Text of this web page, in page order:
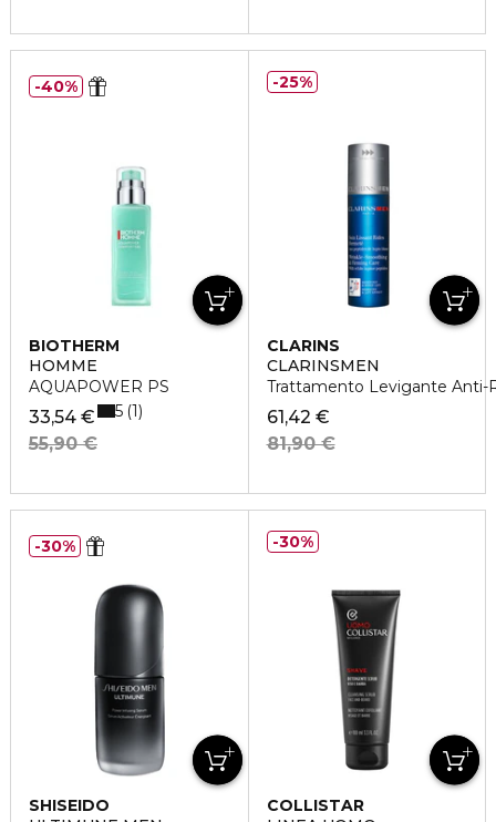
BIOTHERM
HOMME
AQUAPOWER PS
33,54 €
55,90 €
5 1
40%
CLARINS
CLARINSMEN
Trattamento Levigante Anti-
61,42 €
81,90 €
25%
SHISEIDO
30%
COLLISTAR
30%